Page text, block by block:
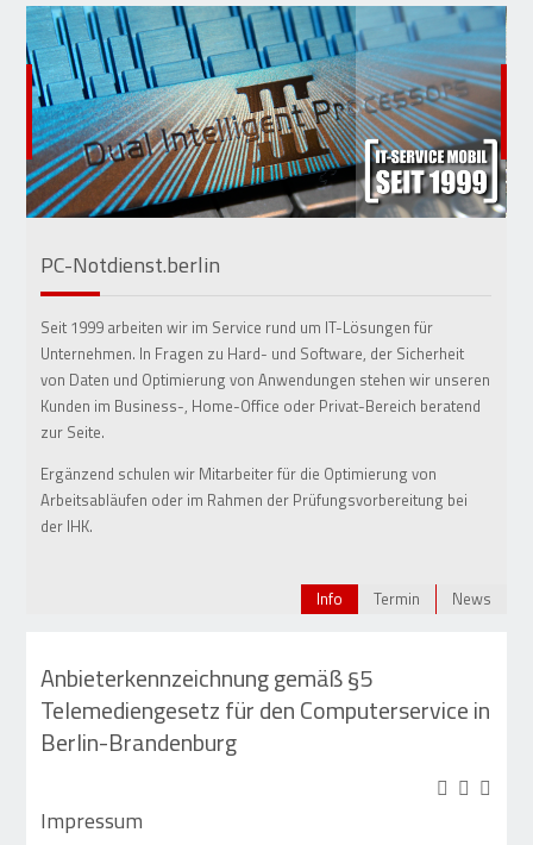
Info Termin News
PC-Notdienst.berlin
Seit 1999 arbeiten wir im Service rund um IT-Lösungen für
Unternehmen. In Fragen zu Hard- und Software, der Sicherheit
von Daten und Optimierung von Anwendungen stehen wir unseren
Kunden im Business-, Home-Office oder Privat-Bereich beratend
zur Seite.
Ergänzend schulen wir Mitarbeiter für die Optimierung von
Arbeitsabläufen oder im Rahmen der Prüfungsvorbereitung bei
der IHK.
Anbieterkennzeichnung gemäß §5
Telemediengesetz für den Computerservice in
Berlin-Brandenburg
Impressum